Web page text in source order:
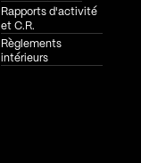
Rapports d'activité
et C.R.
Règlements
intérieurs